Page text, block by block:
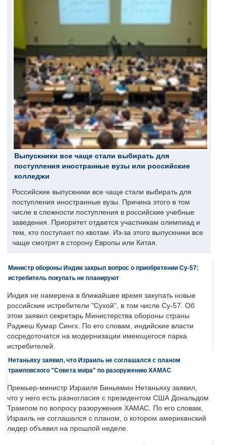
Выпускники все чаще стали выбирать для
поступления иностранные вузы или российские
колледжи
Российские выпускники все чаще стали выбирать для
поступления иностранные вузы. Причина этого в том
числе в сложности поступления в российские учебные
заведения. Приоритет отдается участникам олимпиад и
тем, кто поступает по квотам. Из-за этого выпускники все
чаще смотрят в сторону Европы или Китая.
Министр обороны Индии закрыл вопрос о приобретении Су-57:
истребитель покупать не планируют
Индия не намерена в ближайшее время закупать новые
российские истребители "Сухой", в том числе Су-57. Об
этом заявил секретарь Министерства обороны страны
Раджеш Кумар Сингх. По его словам, индийские власти
сосредоточатся на модернизации имеющегося парка
истребителей.
Нетаньяху заявил, что Израиль не соглашался с планом
трамповского "Совета мира" по разоружению ХАМАС
Премьер-министр Израиля Биньямин Нетаньяху заявил,
что у него есть разногласия с президентом США Дональдом
Трампом по вопросу разоружения ХАМАС. По его словам,
Израиль не соглашался с планом, о котором американский
лидер объявил на прошлой неделе.